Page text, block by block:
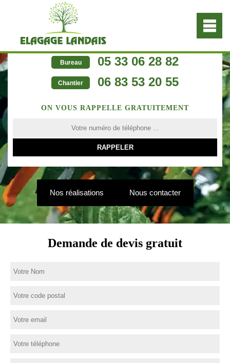
Bureau 05 33 06 28 82
Chantier 06 83 53 20 55
ON VOUS RAPPELLE GRATUITEMENT
Nos réalisations Nous contacter
Demande de devis gratuit